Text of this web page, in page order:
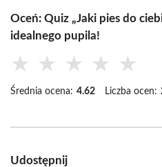
Oceń: Quiz „Jaki pies do
idealnego pupila!
★ ★ ★ ★ ★
Średnia ocena: 4.62 Liczba ocen:
Udostępnij